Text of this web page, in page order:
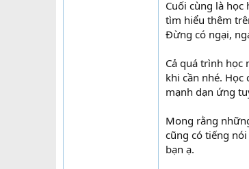
Cuối cùng là
tìm hiểu thêm
Đừng có ngại,
Cả quá trình
khi cần nhé.
mạnh dạn ứng
Mong rằng
cũng có tiếng nói
bạn ạ.